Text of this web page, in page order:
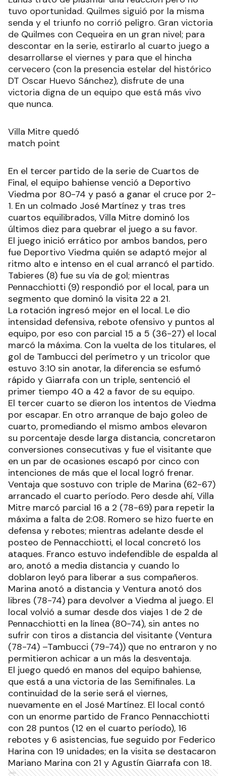
tuvo oportunidad. Quilmes siguió por la misma
senda y el triunfo no corrió peligro. Gran victoria
de Quilmes con Cequeira en un gran nivel; para
descontar en la serie, estirarlo al cuarto juego a
desarrollarse el viernes y para que el hincha
cervecero (con la presencia estelar del histórico
DT Oscar Huevo Sánchez), disfrute de una
victoria digna de un equipo que está más vivo
que nunca.
Villa Mitre quedó
match point
En el tercer partido de la serie de Cuartos de
Final, el equipo bahiense venció a Deportivo
Viedma por 80-74 y pasó a ganar el cruce por 2-
1. En un colmado José Martínez y tras tres
cuartos equilibrados, Villa Mitre dominó los
últimos diez para quebrar el juego a su favor.
El juego inició errático por ambos bandos, pero
fue Deportivo Viedma quién se adaptó mejor al
ritmo alto e intenso en el cual arrancó el partido.
Tabieres (8) fue su vía de gol; mientras
Pennacchiotti (9) respondió por el local, para un
segmento que dominó la visita 22 a 21.
La rotación ingresó mejor en el local. Le dio
intensidad defensiva, rebote ofensivo y puntos al
equipo, por eso con parcial 15 a 5 (36-27) el local
marcó la máxima. Con la vuelta de los titulares, el
gol de Tambucci del perímetro y un tricolor que
estuvo 3:10 sin anotar, la diferencia se esfumó
rápido y Giarrafa con un triple, sentenció el
primer tiempo 40 a 42 a favor de su equipo.
El tercer cuarto se dieron los intentos de Viedma
por escapar. En otro arranque de bajo goleo de
cuarto, promediando el mismo ambos elevaron
su porcentaje desde larga distancia, concretaron
conversiones consecutivas y fue el visitante que
en un par de ocasiones escapó por cinco con
intenciones de más que el local logró frenar.
Ventaja que sostuvo con triple de Marina (62-67)
arrancado el cuarto período. Pero desde ahí, Villa
Mitre marcó parcial 16 a 2 (78-69) para repetir la
máxima a falta de 2:08. Romero se hizo fuerte en
defensa y rebotes; mientras adelante desde el
posteo de Pennacchiotti, el local concretó los
ataques. Franco estuvo indefendible de espalda al
aro, anotó a media distancia y cuando lo
doblaron leyó para liberar a sus compañeros.
Marina anotó a distancia y Ventura anotó dos
libres (78-74) para devolver a Viedma al juego. El
local volvió a sumar desde dos viajes 1 de 2 de
Pennacchiotti en la línea (80-74), sin antes no
sufrir con tiros a distancia del visitante (Ventura
(78-74) –Tambucci (79-74)) que no entraron y no
permitieron achicar a un más la desventaja.
El juego quedó en manos del equipo bahiense,
que está a una victoria de las Semifinales. La
continuidad de la serie será el viernes,
nuevamente en el José Martínez. El local contó
con un enorme partido de Franco Pennacchiotti
con 28 puntos (12 en el cuarto período), 16
rebotes y 6 asistencias, fue seguido por Federico
Harina con 19 unidades; en la visita se destacaron
Mariano Marina con 21 y Agustín Giarrafa con 18.
Ads